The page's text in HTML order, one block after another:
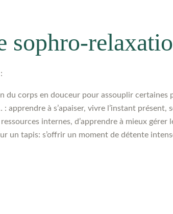
sophro-
du corps en douceur pour assouplir
apprendre à s’apaiser, vivre l’instant
internes, d’apprendre à mieux gérer
un tapis: s’offrir un moment de détente